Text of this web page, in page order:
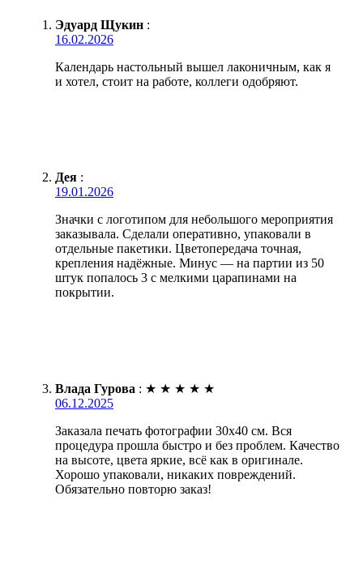
Эдуард Щукин :
16.02.2026
Календарь настольный вышел лаконичным, как я
и хотел, стоит на работе, коллеги одобряют.
Дея :
19.01.2026
Значки с логотипом для небольшого мероприятия
заказывала. Сделали оперативно, упаковали в
отдельные пакетики. Цветопередача точная,
крепления надёжные. Минус — на партии из 50
штук попалось 3 с мелкими царапинами на
покрытии.
Влада Гурова : ★ ★ ★ ★ ★
06.12.2025
Заказала печать фотографии 30х40 см. Вся
процедура прошла быстро и без проблем. Качество
на высоте, цвета яркие, всё как в оригинале.
Хорошо упаковали, никаких повреждений.
Обязательно повторю заказ!